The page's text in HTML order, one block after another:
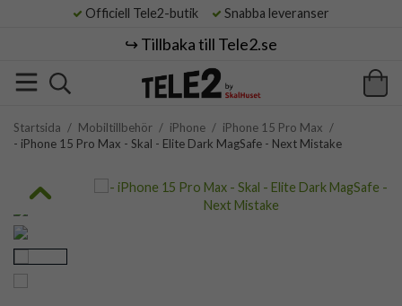
Officiell Tele2-butik Snabba leveranser
↪️ Tillbaka till Tele2.se
Startsida / Mobiltillbehör / iPhone / iPhone 15 Pro Max /
- iPhone 15 Pro Max - Skal - Elite Dark MagSafe - Next Mistake